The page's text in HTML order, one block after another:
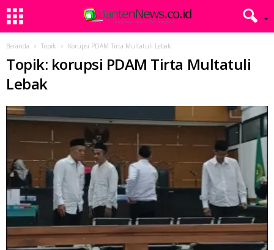
Beranda Topik Korupsi PDAM Tirta Multatuli Lebak
Topik: korupsi PDAM Tirta Multatuli
Lebak